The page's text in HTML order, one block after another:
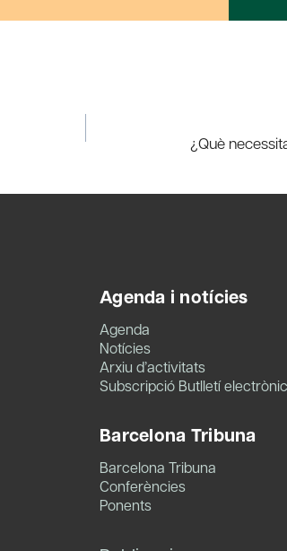
¿Què
Agenda i notícies
Agenda
Notícies
Arxiu d’activitats
Subscripció Butlletí electrònic
Barcelona Tribuna
Barcelona Tribuna
Conferències
Ponents